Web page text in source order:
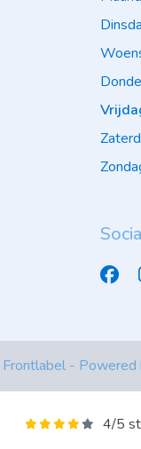
Frontlabel - Powered
4/5